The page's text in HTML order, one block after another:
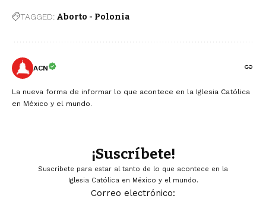
TAGGED: Aborto - Polonia
ACN
La nueva forma de informar lo que acontece en la Iglesia Católica
en México y el mundo.
¡Suscríbete!
Suscríbete para estar al tanto de lo que acontece en la
Iglesia Católica en México y el mundo.
Correo electrónico: